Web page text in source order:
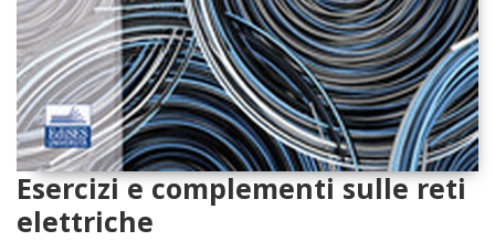
Esercizi e complementi sulle reti
elettriche